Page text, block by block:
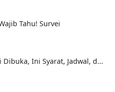
Tahu! Survei
Dibuka, Ini Syarat, Jadwal, d...